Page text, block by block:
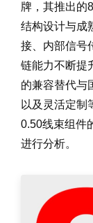
牌，其推出的
结构设计与成
接、内部信号
链能力不断提
的兼容替代与
以及灵活定制
0.50线束组件
进行分析。